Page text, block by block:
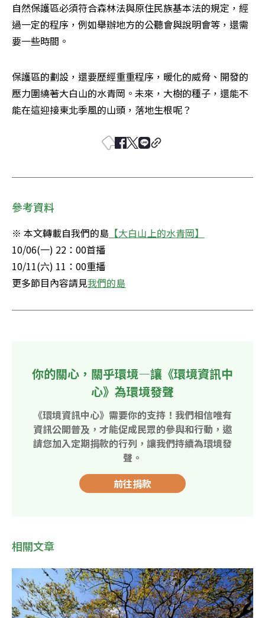
自然保護區必須符合森林法與原住民族基本法的規定，經
過一定的程序，例如舉辦地方的公聽會與說明會等，還需
要一些時間。
保護區的劃設，還要歷經重重程序，暖化的威脅、開發的
壓力圍繞著大白山的水青岡。未來，大樹的種子，還能不
能在這迎接東北季風的山頭，落地生根呢？
參考資料
※ 本文轉載自我們的島 【大白山上的水青岡】
10/06(一) 22：00首播
10/11(六) 11：00重播
更多節目內容請見我們的島
你的關心，關乎環境—讓《環境資訊中
心》為環境發聲
《環境資訊中心》需要你的支持！我們相信唯有
資訊公開普及，才能促成民眾的參與和行動，邀
請您加入定期捐款的行列，讓我們持續為環境發
聲。
前往捐款
相關文章